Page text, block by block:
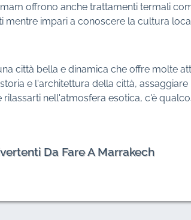
offrono anche trattamenti termali
mentre impari a conoscere la cultura
città bella e dinamica che offre molte
e l'architettura della città, assaggiare
nell'atmosfera esotica, c'è
Da Fare A Marrakech